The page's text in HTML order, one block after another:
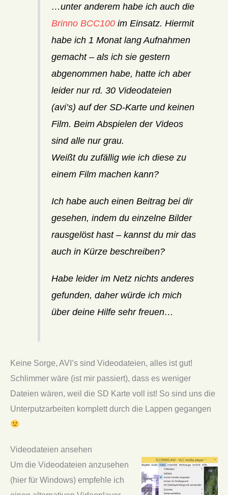
…unter anderem habe ich auch die
Brinno BCC100im Einsatz. Hiermit
habe ich 1 Monat lang Aufnahmen
gemacht – als ich sie gestern
abgenommen habe, hatte ich aber
leider nur rd. 30 Videodateien
(avi’s) auf der SD-Karte und keinen
Film. Beim Abspielen der Videos
sind alle nur grau.
Weißt du zufällig wie ich diese zu
einem Film machen kann?
Ich habe auch einen Beitrag bei dir
gesehen, indem du einzelne Bilder
rausgelöst hast – kannst du mir das
auch in Kürze beschreiben?
Habe leider im Netz nichts anderes
gefunden, daher würde ich mich
über deine Hilfe sehr freuen…
Keine Sorge, AVI’s sind Videodateien, alles ist gut!
Schlimmer wäre (ist mir passiert), dass es weniger
Dateien wären, weil die SD Karte voll ist! So sind uns die
Unterputzarbeiten komplett durch die Lappen gegangen
Videodateien ansehen
Um die Videodateien anzusehen
(hier für Windows) empfehle ich